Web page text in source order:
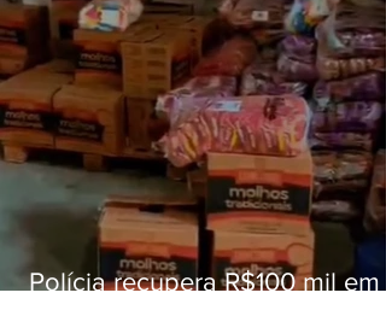
Polícia recupera R$100 mil em